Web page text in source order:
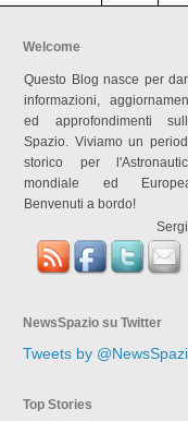
Welcome
Questo Blog nasce per
informazioni,
ed approfondimenti
Spazio. Viviamo un
storico per
mondiale ed
Benvenuti a bordo!
NewsSpazio su Twitter
Tweets by
Top Stories